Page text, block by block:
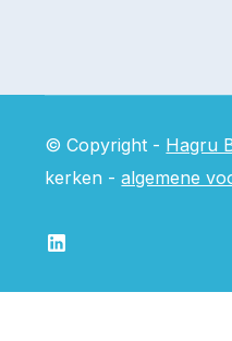
© Copyright - Hagru
kerken -algemene